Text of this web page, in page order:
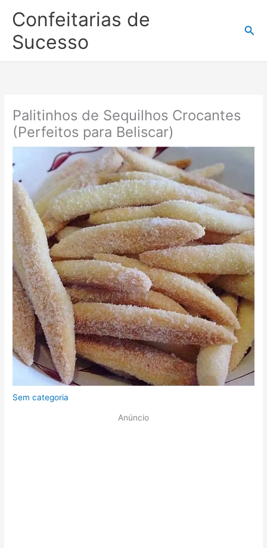
para
conteúdo
Confeitarias de
Sucesso
Palitinhos de Sequilhos Crocantes
(Perfeitos para Beliscar)
Sem categoria
Anúncio